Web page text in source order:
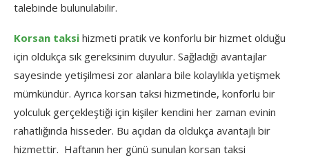
talebinde bulunulabilir.
Korsan taksi hizmeti pratik ve konforlu bir hizmet olduğu
için oldukça sık gereksinim duyulur. Sağladığı avantajlar
sayesinde yetişilmesi zor alanlara bile kolaylıkla yetişmek
mümkündür. Ayrıca korsan taksi hizmetinde, konforlu bir
yolculuk gerçekleştiği için kişiler kendini her zaman evinin
rahatlığında hisseder. Bu açıdan da oldukça avantajlı bir
hizmettir. Haftanın her günü sunulan korsan taksi